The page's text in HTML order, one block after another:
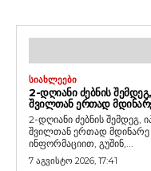
ᲡᲘᲐᲮᲚᲔᲔᲑᲘ
2-ᲓᲦᲘᲐᲜᲘ ᲫᲔᲑᲜᲘᲡ
ᲨᲕᲘᲚᲗᲐᲜ ᲔᲠᲗᲐᲓ
2-დღიანი ძებნის
შვილთან ერთად მდინარე
ინფორმაციით, გუშინ,...
7 აგვისტო 2026, 17:41